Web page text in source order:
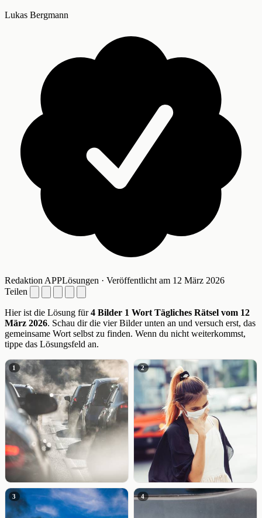
Lukas Bergmann
Redaktion APPLösungen · Veröffentlicht am 12 März 2026
Teilen
Hier ist die Lösung für4 Bilder 1 Wort Tägliches Rätsel vom 12
März 2026. Schau dir die vier Bilder unten an und versuch erst, das
gemeinsame Wort selbst zu finden. Wenn du nicht weiterkommst,
tippe das Lösungsfeld an.
1 2
3 4